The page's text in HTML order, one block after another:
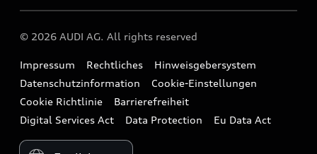
© 2026 AUDI AG. All rights reserved
Impressum Rechtliches
Hinweisgebersystem
Datenschutzinformation
Cookie-Einstellungen
Cookie Richtlinie
Barrierefreiheit
Digital Services Act
Data Protection Eu Data Act
Please select country